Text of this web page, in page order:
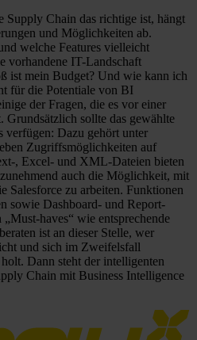
Supply Chain das richtige ist, hängt
und Möglichkeiten ab.
welche Features vielleicht
vorhandene IT-Landschaft
ist mein Budget? Und wie kann ich
für die Potentiale von BI
der Fragen, die es vor einer
sollte das gewählte
verfügen: Dazu gehört unter
Zugriffsmöglichkeiten auf
, Excel- und XML-Dateien bieten
auch die Möglichkeit, mit
Salesforce zu arbeiten. Funktionen
sowie Dashboard- und Report-
haves“ wie entsprechende
ist an dieser Stelle, wer
und sich im Zweifelsfall
Dann steht der intelligenten
Chain mit Business Intelligence